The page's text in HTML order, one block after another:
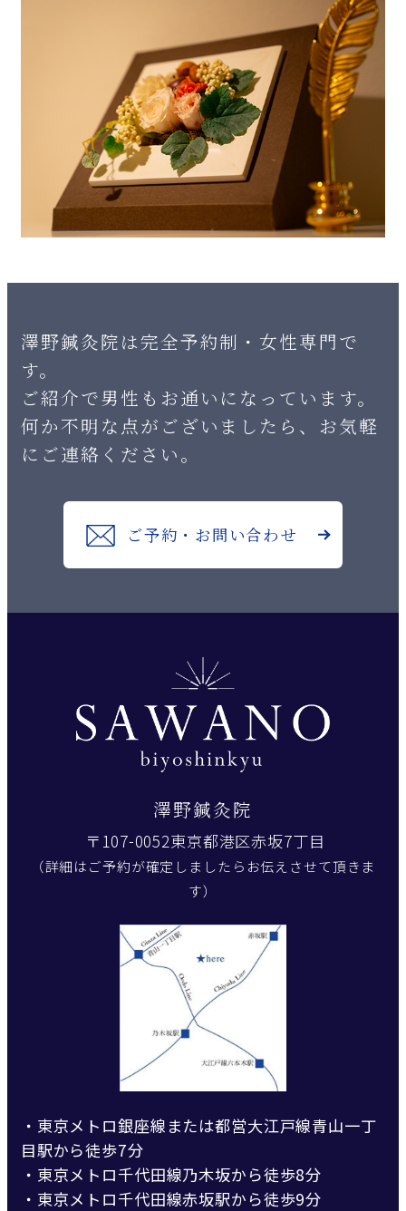
澤野鍼灸院は完全予約制・女性専門で
す。
ご紹介で男性もお通いになっています。
何か不明な点がございましたら、お気軽
にご連絡ください。
ご予約・お問い合わせ
澤野鍼灸院
〒107-0052東京都港区赤坂7丁目
（詳細はご予約が確定しましたらお伝えさせて頂きま
す）
・東京メトロ銀座線または都営大江戸線青山一丁
目駅から徒歩7分
・東京メトロ千代田線乃木坂から徒歩8分
・東京メトロ千代田線赤坂駅から徒歩9分